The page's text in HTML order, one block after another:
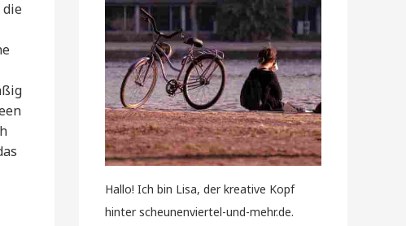
die
Hallo! Ich bin Lisa, der kreative Kopf
hinter scheunenviertel-und-mehr.de.